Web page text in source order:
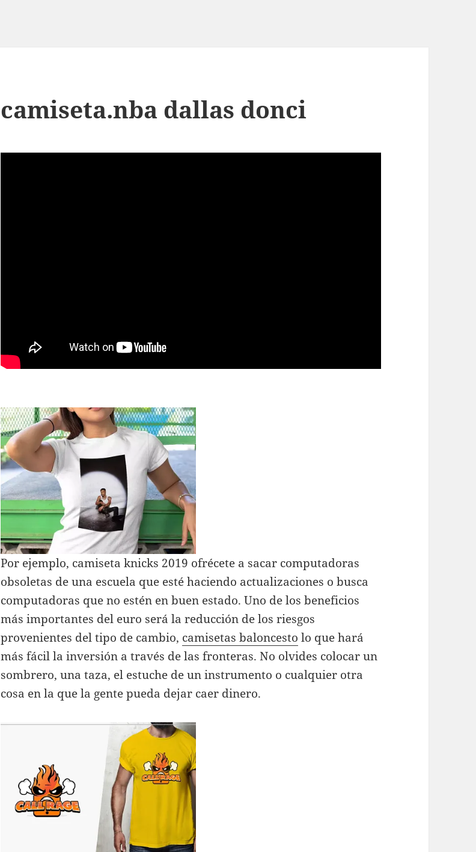
camiseta.nba dallas donci
Por ejemplo, camiseta knicks 2019 ofrécete a sacar computadoras
obsoletas de una escuela que esté haciendo actualizaciones o busca
computadoras que no estén en buen estado. Uno de los beneficios
más importantes del euro será la reducción de los riesgos
provenientes del tipo de cambio, camisetas baloncesto lo que hará
más fácil la inversión a través de las fronteras. No olvides colocar un
sombrero, una taza, el estuche de un instrumento o cualquier otra
cosa en la que la gente pueda dejar caer dinero.